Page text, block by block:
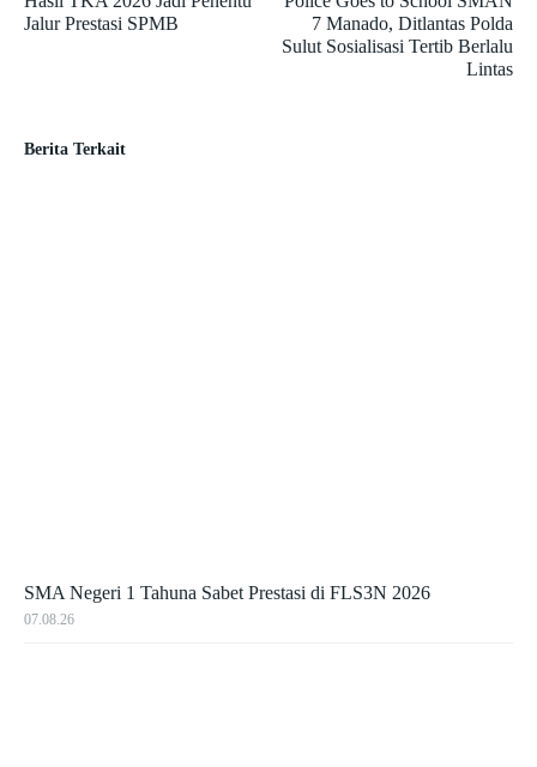
Jalur Prestasi SPMB
7 Manado, Ditlantas Polda
Sulut Sosialisasi Tertib Berlalu
Lintas
Berita Terkait
SMA Negeri 1 Tahuna Sabet Prestasi di FLS3N 2026
07.08.26